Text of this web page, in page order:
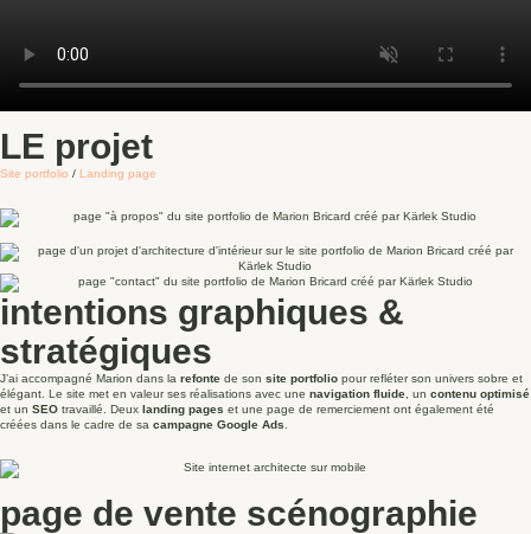
LE projet
Site portfolio / Landing page
intentions graphiques &
stratégiques
J’ai accompagné Marion dans la refonte de son site portfolio pour refléter son univers sobre et
élégant. Le site met en valeur ses réalisations avec une navigation fluide , un contenu optimisé
et un SEO travaillé. Deux landing pages et une page de remerciement ont également été
créées dans le cadre de sa campagne Google Ads
page de vente scénographie